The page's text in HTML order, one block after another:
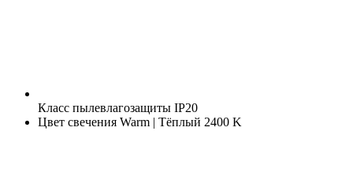
Класс пылевлагозащиты IP20
Цвет свечения Warm | Тёплый 2400 K